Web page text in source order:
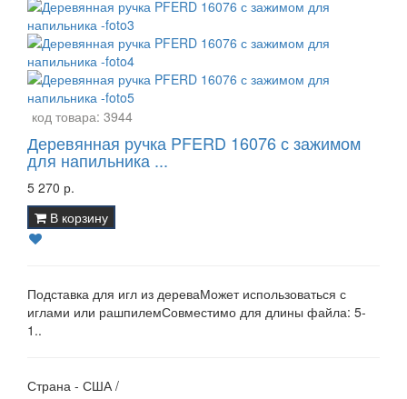
код товара: 3944
Деревянная ручка PFERD 16076 с зажимом
для напильника ...
5 270 р.
В корзину
Подставка для игл из дереваМожет использоваться с
иглами или рашпилемСовместимо для длины файла: 5-
1..
Страна - США /